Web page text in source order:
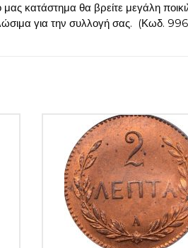
κατάστημα θα βρείτε μεγάλη
για την συλλογή σας. (Κωδ.